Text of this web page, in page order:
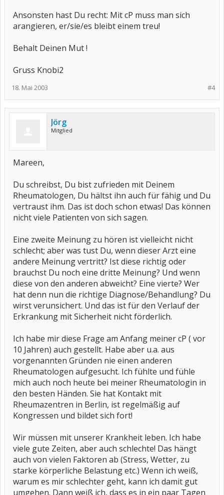
Ansonsten hast Du recht: Mit cP muss man sich
arangieren, er/sie/es bleibt einem treu!
Behalt Deinen Mut !
Gruss Knobi2
#4
18. Mai 2003
Jörg
Mitglied
Mareen,
Du schreibst, Du bist zufrieden mit Deinem
Rheumatologen, Du hältst ihn auch für fähig und Du
vertraust ihm. Das ist doch schon etwas! Das können
nicht viele Patienten von sich sagen.
Eine zweite Meinung zu hören ist vielleicht nicht
schlecht; aber was tust Du, wenn dieser Arzt eine
andere Meinung vertritt? Ist diese richtig oder
brauchst Du noch eine dritte Meinung? Und wenn
diese von den anderen abweicht? Eine vierte? Wer
hat denn nun die richtige Diagnose/Behandlung? Du
wirst verunsichert. Und das ist für den Verlauf der
Erkrankung mit Sicherheit nicht förderlich.
Ich habe mir diese Frage am Anfang meiner cP ( vor
10 Jahren) auch gestellt. Habe aber u.a. aus
vorgenannten Gründen nie einen anderen
Rheumatologen aufgesucht. Ich fühlte und fühle
mich auch noch heute bei meiner Rheumatologin in
den besten Händen. Sie hat Kontakt mit
Rheumazentren in Berlin, ist regelmäßig auf
Kongressen und bildet sich fort!
Wir müssen mit unserer Krankheit leben. Ich habe
viele gute Zeiten, aber auch schlechte! Das hängt
auch von vielen Faktoren ab (Stress, Wetter, zu
starke körperliche Belastung etc.) Wenn ich weiß,
warum es mir schlechter geht, kann ich damit gut
umgehen. Dann weiß ich, dass es in ein paar Tagen